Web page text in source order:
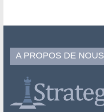
A PROPOS DE NOUS